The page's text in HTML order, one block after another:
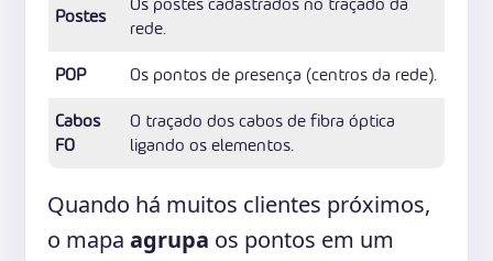
Postes
rede.
POP
Os pontos de presença (centros da rede).
Cabos
FO
O traçado dos cabos de fibra óptica
ligando os elementos.
Quando há muitos clientes próximos,
o mapa agrupa os pontos em um